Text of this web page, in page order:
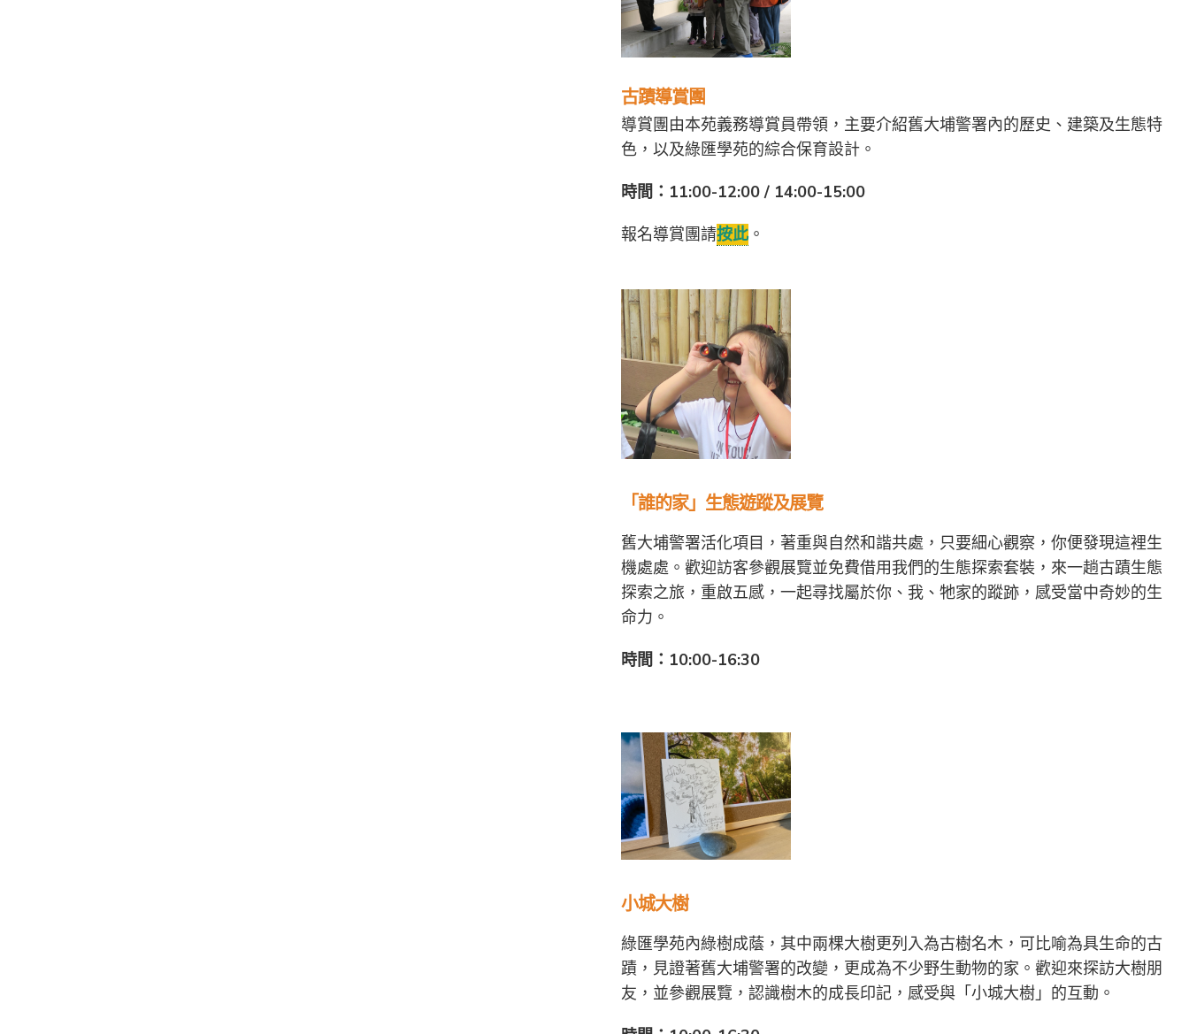
古蹟導賞團
導賞團由本苑義務導賞員帶領，主要介紹舊大埔警署內的歷史、建築及生態特
色，以及綠匯學苑的綜合保育設計。
時間：11:00-12:00 / 14:00-15:00
報名導賞團請按此。
「誰的家」生態遊蹤及展覽
舊大埔警署活化項目，著重與自然和諧共處，只要細心觀察，你便發現這裡生
機處處。歡迎訪客參觀展覽並免費借用我們的生態探索套裝，來一趟古蹟生態
探索之旅，重啟五感，一起尋找屬於你、我、牠家的蹤跡，感受當中奇妙的生
命力。
時間：10:00-16:30
小城大樹
綠匯學苑內綠樹成蔭，其中兩棵大樹更列入為古樹名木，可比喻為具生命的古
蹟，見證著舊大埔警署的改變，更成為不少野生動物的家。歡迎來探訪大樹朋
友，並參觀展覽，認識樹木的成長印記，感受與 「小城大樹」的互動。